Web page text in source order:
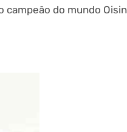
campeão do mundo Oisin